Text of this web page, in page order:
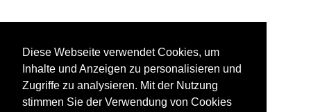
Diese Webseite verwendet Cookies, um
Inhalte und Anzeigen zu personalisieren und
Zugriffe zu analysieren. Mit der Nutzung
stimmen Sie der Verwendung von Cookies